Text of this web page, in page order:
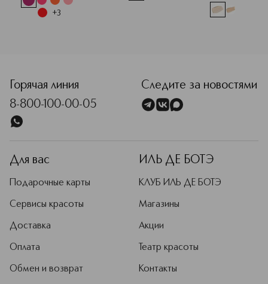
+3
Горячая линия
8-800-100-00-05
Следите за новостями
Для вас
Подарочные карты
Сервисы красоты
Доставка
Оплата
Обмен и возврат
ИЛЬ ДЕ БОТЭ
КЛУБ ИЛЬ ДЕ БОТЭ
Магазины
Акции
Театр красоты
Контакты